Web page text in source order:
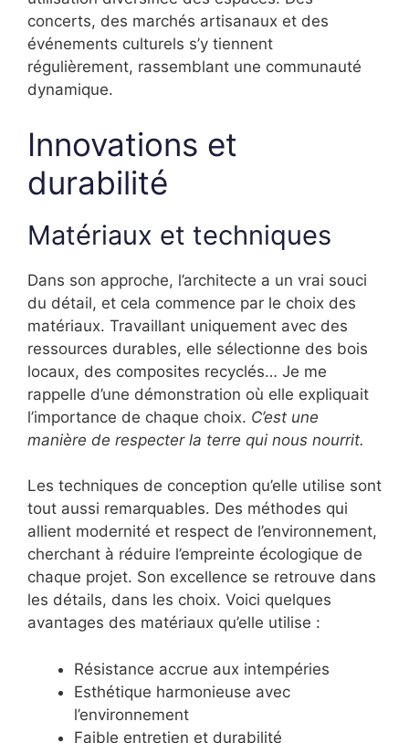
concerts, des marchés artisanaux et des
événements culturels s’y tiennent
régulièrement, rassemblant une communauté
dynamique.
Innovations et
durabilité
Matériaux et techniques
Dans son approche, l’architecte a un vrai souci
du détail, et cela commence par le choix des
matériaux. Travaillant uniquement avec des
ressources durables, elle sélectionne des bois
locaux, des composites recyclés… Je me
rappelle d’une démonstration où elle expliquait
l’importance de chaque choix. C’est une
manière de respecter la terre qui nous nourrit.
Les techniques de conception qu’elle utilise sont
tout aussi remarquables. Des méthodes qui
allient modernité et respect de l’environnement,
cherchant à réduire l’empreinte écologique de
chaque projet. Son excellence se retrouve dans
les détails, dans les choix. Voici quelques
avantages des matériaux qu’elle utilise :
Résistance accrue aux intempéries
Esthétique harmonieuse avec
l’environnement
Faible entretien et durabilité